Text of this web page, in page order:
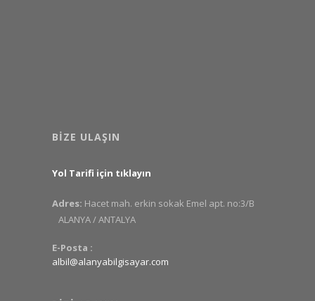
BIZE ULAŞIN
Yol Tarifi için tıklayın
Adres: Hacet mah. erkin sokak Emel apt. no:3/B
ALANYA / ANTALYA
E-Posta :
albil@alanyabilgisayar.com